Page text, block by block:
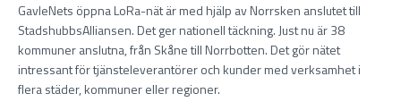
GavleNets öppna LoRa-nät är med hjälp av Norrsken anslutet till
StadshubbsAlliansen. Det ger nationell täckning. Just nu är 38
kommuner anslutna, från Skåne till Norrbotten. Det gör nätet
intressant för tjänsteleverantörer och kunder med verksamhet i
flera städer, kommuner eller regioner.